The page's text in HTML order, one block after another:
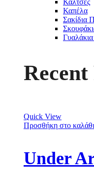
Κάλτσες
Καπέλα
Σακίδια
Quick View
Προσθήκη στο καλάθι
Under